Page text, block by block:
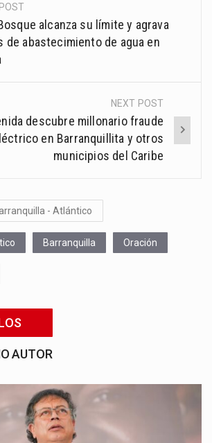
alcanza su límite y agrava
de abastecimiento de agua en
NEXT POST
descubre millonario fraude
en Barranquillita y otros
municipios del Caribe
- Atlántico
Barranquilla Oración
AUTOR